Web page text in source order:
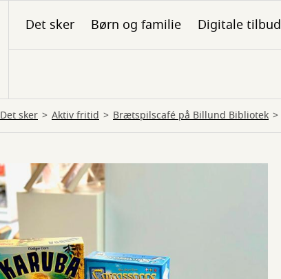
Det sker Børn og familie Digitale tilbud
Det sker Aktiv fritid Brætspilscafé på Billund Bibliotek